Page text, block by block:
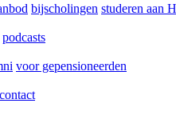
bijscholingen studeren aan
podcasts
voor gepensioneerden
contact